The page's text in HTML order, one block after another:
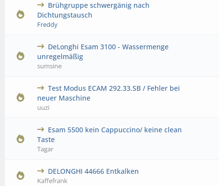
Brühgruppe schwergänig nach
Dichtungstausch
Freddy
Bewertung(en) - 0 von 5 durchschnittlich
12345
DeLonghi Esam 3100 - Wassermenge
unregelmäßig
sumsine
Bewertung(en) - 0 von 5 durchschnittlich
1234
Test Modus ECAM 292.33.SB / Fehler bei
neuer Maschine
uuzi
Bewertung(en) - 0 von 5 durchschnittlich
12345
Esam 5500 kein Cappuccino/ keine clean
Taste
Tagar
Bewertung(en) - 0 von 5 durchschnittlich
DELONGHI 44666 Entkalken
Kaffefrank
Bewertung(en) - 0 von 5 durchschnittlich
1234 5